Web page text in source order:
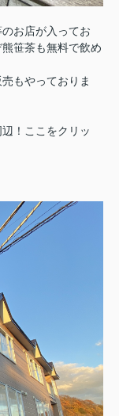
お店が入ってお
笹茶も無料で飲め
もやっておりま
！ここをクリッ